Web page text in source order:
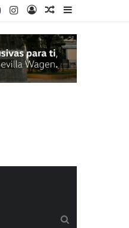
lateral
Publicación
al
azar
Acceso
Instagram
YouTube